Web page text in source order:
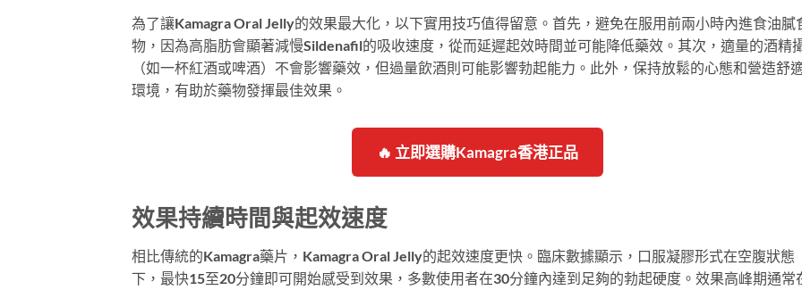
為了讓Kamagra Oral Jelly的效果最大化，以下實用技巧值得留意。首先，避免在服用前兩小時內進食油膩
物，因為高脂肪會顯著減慢Sildenafil的吸收速度，從而延遲起效時間並可能降低藥效。其次，適量的酒精
（如一杯紅酒或啤酒）不會影響藥效，但過量飲酒則可能影響勃起能力。此外，保持放鬆的心態和營造舒
環境，有助於藥物發揮最佳效果。
🔥 立即選購Kamagra香港正品
效果持續時間與起效速度
相比傳統的Kamagra藥片，Kamagra Oral Jelly的起效速度更快。臨床數據顯示，口服凝膠形式在空腹狀態
下，最快15至20分鐘即可開始感受到效果，多數使用者在30分鐘內達到足夠的勃起硬度。效果高峰期通常